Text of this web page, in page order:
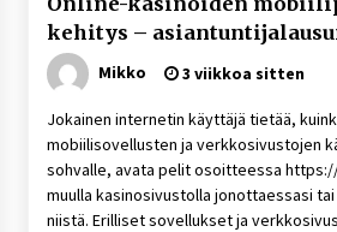
kehitys –
Mikko 3 viikkoa sitten
Jokainen internetin käyttäjä tietää,
mobiilisovellusten ja verkkosivustojen
sohvalle, avata pelit osoitteessa
muulla kasinosivustolla jonottaessasi
niistä. Erilliset sovellukset ja